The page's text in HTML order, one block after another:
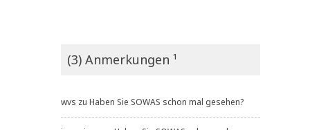
(3) Anmerkungen ¹
wvs zu Haben Sie SOWAS schon mal gesehen?